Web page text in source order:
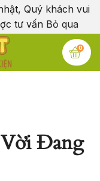
Quý khách vui
tư vấn Bỏ qua
0
Đang